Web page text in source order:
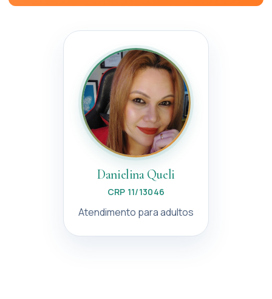
Danielina Queli
CRP 11/13046
Atendimento para adultos